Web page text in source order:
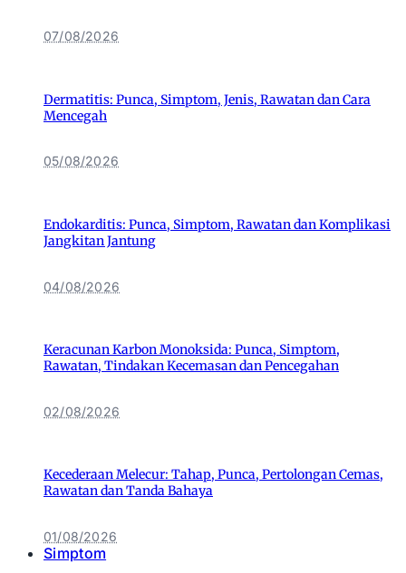
07/08/2026
Dermatitis: Punca, Simptom, Jenis, Rawatan dan Cara
Mencegah
05/08/2026
Endokarditis: Punca, Simptom, Rawatan dan Komplikasi
Jangkitan Jantung
04/08/2026
Keracunan Karbon Monoksida: Punca, Simptom,
Rawatan, Tindakan Kecemasan dan Pencegahan
02/08/2026
Kecederaan Melecur: Tahap, Punca, Pertolongan Cemas,
Rawatan dan Tanda Bahaya
01/08/2026
Simptom